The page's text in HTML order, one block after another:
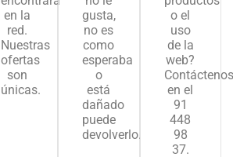
en la
red.
Nuestras
ofertas
son
únicas.
gusta,
no es
como
esperaba
o
está
dañado
puede
devolverlo.
o el
uso
de la
web?
Contáctenos
en el
91
448
98
37.